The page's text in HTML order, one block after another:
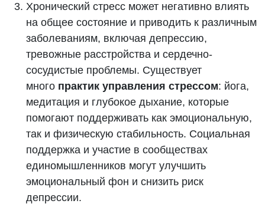
Хронический стресс может негативно влиять
на общее состояние и приводить к различным
заболеваниям, включая депрессию,
тревожные расстройства и сердечно-
сосудистые проблемы. Существует
много практик управления стрессом: йога,
медитация и глубокое дыхание, которые
помогают поддерживать как эмоциональную,
так и физическую стабильность. Социальная
поддержка и участие в сообществах
единомышленников могут улучшить
эмоциональный фон и снизить риск
депрессии.